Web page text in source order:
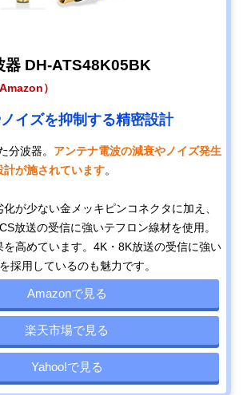
器 DH-ATS48K05BK
）
イズを抑制する精密設計
分波器。 アンテナ電波の減衰やノイズ発生
計が施されています。
が少ない金メッキピンコネクタに加え、
放送の受信に強いテフロン線材を使用。
を高めています。4K・8K放送の受信に強い
採用しているのも魅力です。
Amazonで見る
楽天市場で見る
Yahoo!で見る